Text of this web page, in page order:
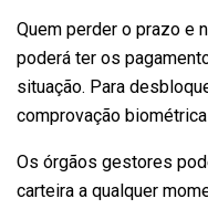
Quem perder o prazo e
poderá ter os
situação. Para
comprovação
Os órgãos gestores
carteira a qualquer